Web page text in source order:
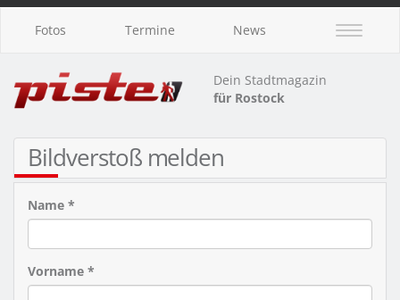
Fotos Termine News
Dein Stadtmagazin
für Rostock
Bildverstoß melden
Name *
Vorname *